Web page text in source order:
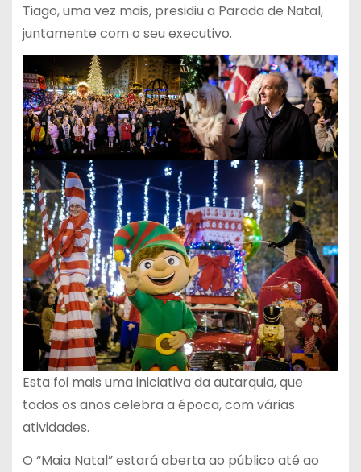
Tiago, uma vez mais, presidiu a Parada de Natal,
juntamente com o seu executivo.
Esta foi mais uma iniciativa da autarquia, que
todos os anos celebra a época, com várias
atividades.
O “Maia Natal” estará aberta ao público até ao